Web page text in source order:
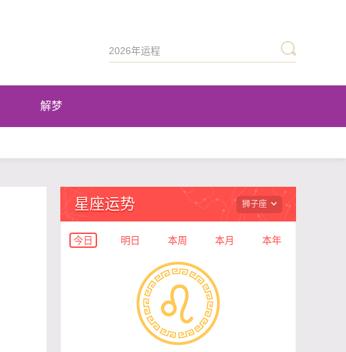
解梦
星座运势 狮子座
今日 明日 本周 本月 本年